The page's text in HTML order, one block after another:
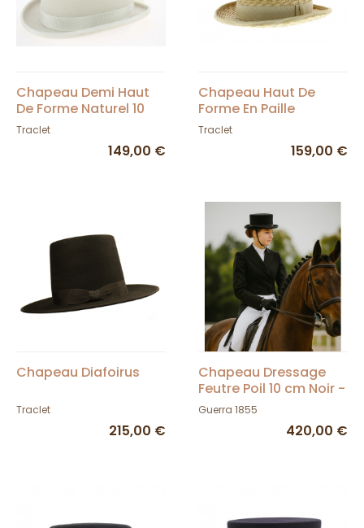
Chapeau Demi Haut
De Forme Naturel 10
cm
Traclet
149,00 €
Chapeau Haut De
Forme En Paille
Traclet
159,00 €
Chapeau Diafoirus
Traclet
215,00 €
Chapeau Dressage
Feutre Poil 10 cm Noir -
Guerra 1855
Guerra 1855
420,00 €